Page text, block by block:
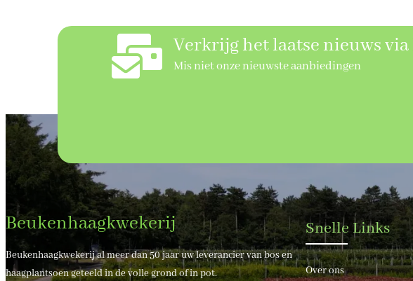
Verkrijg het laatse nieuws
Mis niet onze nieuwste aanbiedingen
Beukenhaagkwekerij
Beukenhaagkwekerij al meer dan 50 jaar uw leverancier van bos en
haagplantsoen geteeld in de volle grond of in pot.
Snelle Links
Over ons